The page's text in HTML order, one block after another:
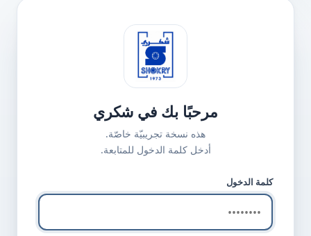
مرحبًا بك في شكري
هذه نسخة تجريبيّة خاصّة.
أدخل كلمة الدخول للمتابعة.
كلمة الدخول